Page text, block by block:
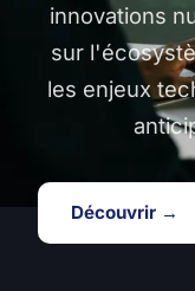
innovations
sur
les enjeux
Découvrir →